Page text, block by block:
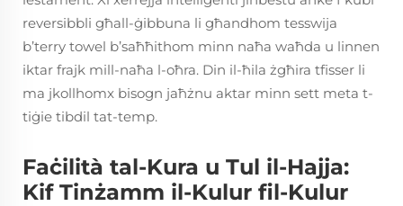
reversibbli għall-ġibbuna li għandhom tesswija
b’terry towel b’saħħithom minn naħa waħda u linnen
iktar frajk mill-naħa l-oħra. Din il-ħila żgħira tfisser li
ma jkollhomx bisogn jaħżnu aktar minn sett meta t-
tiġie tibdil tat-temp.
Faċilità tal-Kura u Tul il-Hajja:
Kif Tinżamm il-Kulur fil-Kulur